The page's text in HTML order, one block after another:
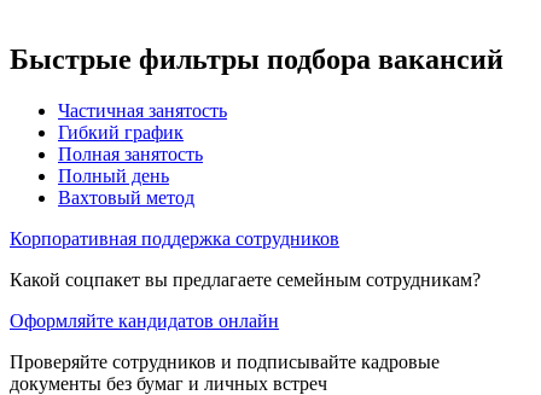
Быстрые фильтры подбора вакансий
Частичная занятость
Гибкий график
Полная занятость
Полный день
Вахтовый метод
Корпоративная поддержка сотрудников
Какой соцпакет вы предлагаете семейным сотрудникам?
Оформляйте кандидатов онлайн
Проверяйте сотрудников и подписывайте кадровые
документы без бумаг и личных встреч